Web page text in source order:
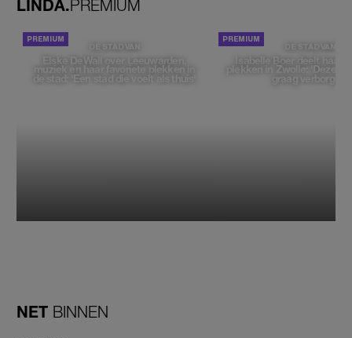
LINDA.PREMIUM
DE STAD VAN
Elske DeWall over Leeuwarden,
muziek en haar favoriete plekken in
de stad: 'Een stad die voelt als thuis'
DE STAD VAN
Isabelle Boer deelt haar
plekken in Zwolle: 'Deze
graag verborgen'
NET BINNEN